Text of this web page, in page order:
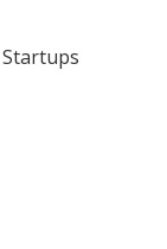
Startups